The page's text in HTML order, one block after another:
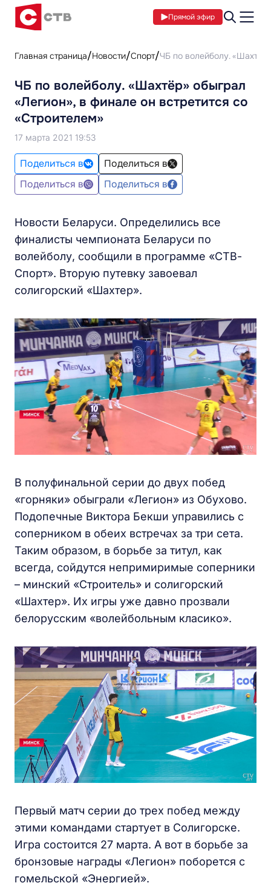
Прямой эфир
Главная страница Новости Спорт ЧБ по волейболу.
ЧБ по волейболу. «Шахтёр» обыграл
«Легион», в финале он встретится со
«Строителем»
17 марта 2021 19:53
Поделиться в
Поделиться в
Поделиться в
Поделиться в
Новости Беларуси. Определились все
финалисты чемпионата Беларуси по
волейболу, сообщили в программе «СТВ-
Спорт». Вторую путевку завоевал
солигорский «Шахтер».
В полуфинальной серии до двух побед
«горняки» обыграли «Легион» из Обухово.
Подопечные Виктора Бекши управились с
соперником в обеих встречах за три сета.
Таким образом, в борьбе за титул, как
всегда, сойдутся непримиримые соперники
– минский «Строитель» и солигорский
«Шахтер». Их игры уже давно прозвали
белорусским «волейбольным класико».
Первый матч серии до трех побед между
этими командами стартует в Солигорске.
Игра состоится 27 марта. А вот в борьбе за
бронзовые награды «Легион» поборется с
гомельской «Энергией».